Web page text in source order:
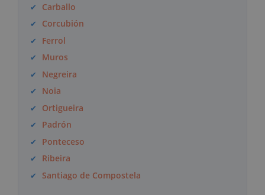
Carballo
Corcubión
Ferrol
Muros
Negreira
Noia
Ortigueira
Padrón
Ponteceso
Ribeira
Santiago de Compostela